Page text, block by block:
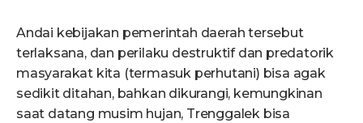
Andai kebijakan pemerintah daerah tersebut
terlaksana, dan perilaku destruktif dan predatorik
masyarakat kita (termasuk perhutani) bisa agak
sedikit ditahan, bahkan dikurangi, kemungkinan
saat datang musim hujan, Trenggalek bisa